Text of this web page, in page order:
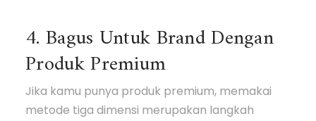
4. Bagus Untuk Brand Dengan
Produk Premium
Jika kamu punya produk premium, memakai
metode tiga dimensi merupakan langkah